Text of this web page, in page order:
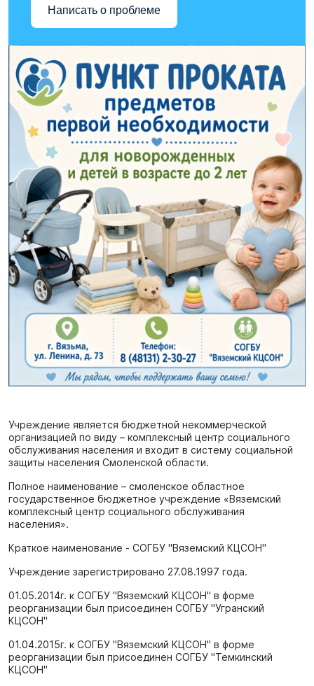
Написать о проблеме
Учреждение является бюджетной некоммерческой
организацией по виду – комплексный центр социального
обслуживания населения и входит в систему социальной
защиты населения Смоленской области.
Полное наименование – смоленское областное
государственное бюджетное учреждение «Вяземский
комплексный центр социального обслуживания
населения».
Краткое наименование - СОГБУ "Вяземский КЦСОН"
Учреждение зарегистрировано 27.08.1997 года.
01.05.2014г. к СОГБУ "Вяземский КЦСОН" в форме
реорганизации был присоединен СОГБУ "Угранский
КЦСОН"
01.04.2015г. к СОГБУ "Вяземский КЦСОН" в форме
реорганизации был присоединен СОГБУ "Темкинский
КЦСОН"